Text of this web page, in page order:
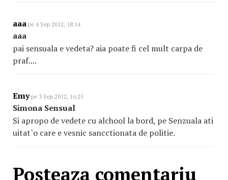
aaa pe 4 Sep 2012, 18:14
aaa
pai sensuala e vedeta? aia poate fi cel mult carpa de
praf....
Emype 3 Sep 2012, 16:25
Simona Sensual
Si apropo de vedete cu alchool la bord, pe Senzuala ati
uitat`o care e vesnic sancctionata de politie.
Posteaza comentariu